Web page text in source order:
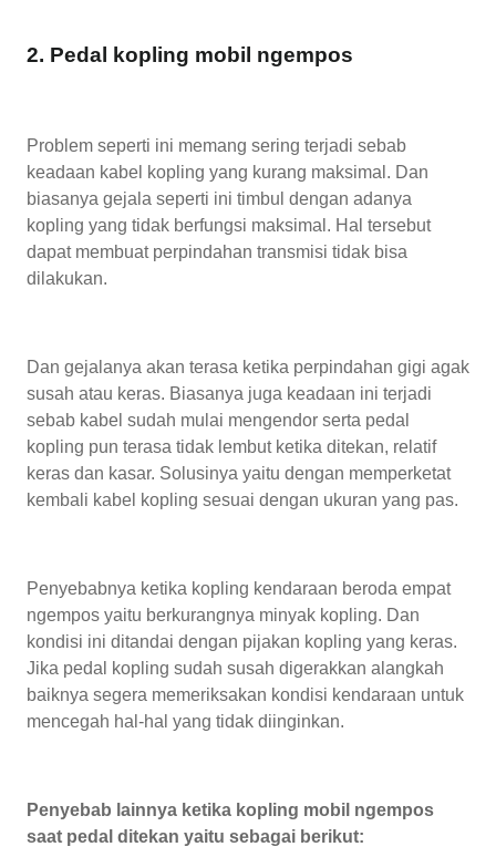
2. Pedal kopling mobil ngempos
Problem seperti ini memang sering terjadi sebab
keadaan kabel kopling yang kurang maksimal. Dan
biasanya gejala seperti ini timbul dengan adanya
kopling yang tidak berfungsi maksimal. Hal tersebut
dapat membuat perpindahan transmisi tidak bisa
dilakukan.
Dan gejalanya akan terasa ketika perpindahan gigi agak
susah atau keras. Biasanya juga keadaan ini terjadi
sebab kabel sudah mulai mengendor serta pedal
kopling pun terasa tidak lembut ketika ditekan, relatif
keras dan kasar. Solusinya yaitu dengan memperketat
kembali kabel kopling sesuai dengan ukuran yang pas.
Penyebabnya ketika kopling kendaraan beroda empat
ngempos yaitu berkurangnya minyak kopling. Dan
kondisi ini ditandai dengan pijakan kopling yang keras.
Jika pedal kopling sudah susah digerakkan alangkah
baiknya segera memeriksakan kondisi kendaraan untuk
mencegah hal-hal yang tidak diinginkan.
Penyebab lainnya ketika kopling mobil ngempos
saat pedal ditekan yaitu sebagai berikut: